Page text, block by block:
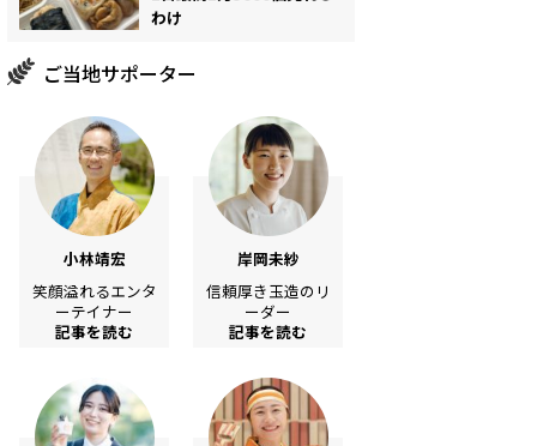
わけ
ご当地サポーター
小林靖宏
笑顔溢れるエンタ
ーテイナー
記事を読む
岸岡未紗
信頼厚き玉造のリ
ーダー
記事を読む